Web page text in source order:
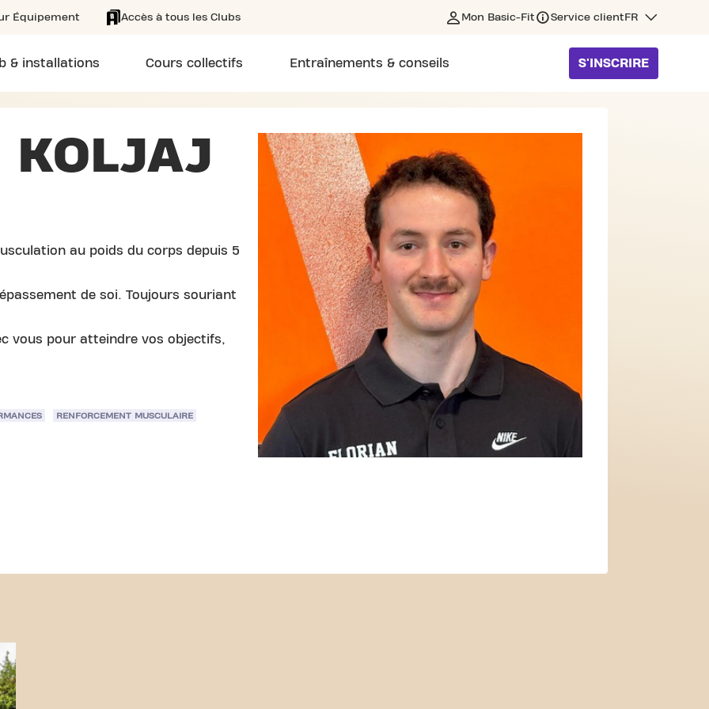
Équipement Accès à tous les Clubs Mon Basic-Fit Service client FR
& installations Cours collectifs Entraînements & conseils S'INSCRIRE
KOLJAJ
au poids du corps depuis 5
de soi. Toujours souriant
vous pour atteindre vos objectifs,
RENFORCEMENT MUSCULAIRE